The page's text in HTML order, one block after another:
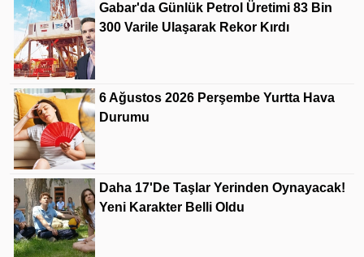
Gabar'da Günlük Petrol Üretimi 83 Bin
300 Varile Ulaşarak Rekor Kırdı
6 Ağustos 2026 Perşembe Yurtta Hava
Durumu
Daha 17'de Taşlar Yerinden Oynayacak!
Yeni Karakter Belli Oldu